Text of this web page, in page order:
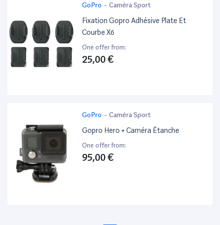
GoPro - Caméra Sport
Fixation Gopro Adhésive Plate Et
Courbe X6
One offer from:
25,00 €
GoPro - Caméra Sport
Gopro Hero + Caméra Étanche
One offer from:
95,00 €